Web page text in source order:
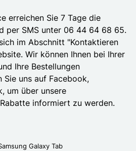
erreichen Sie 7 Tage die
per SMS unter 06 44 64 68 65.
im Abschnitt "Kontaktieren
Wir können Ihnen bei Ihrer
Ihre Bestellungen
Sie uns auf Facebook,
um über unsere
informiert zu werden.
Galaxy Tab